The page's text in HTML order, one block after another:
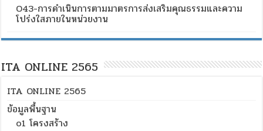
O43-การดำเนินการตามมาตรการส่งเสริมคุณธรรมและความ
โปร่งใสภายในหน่วยงาน
ITA ONLINE 2565
ITA ONLINE 2565
ข้อมูลพื้นฐาน
o1 โครงสร้าง